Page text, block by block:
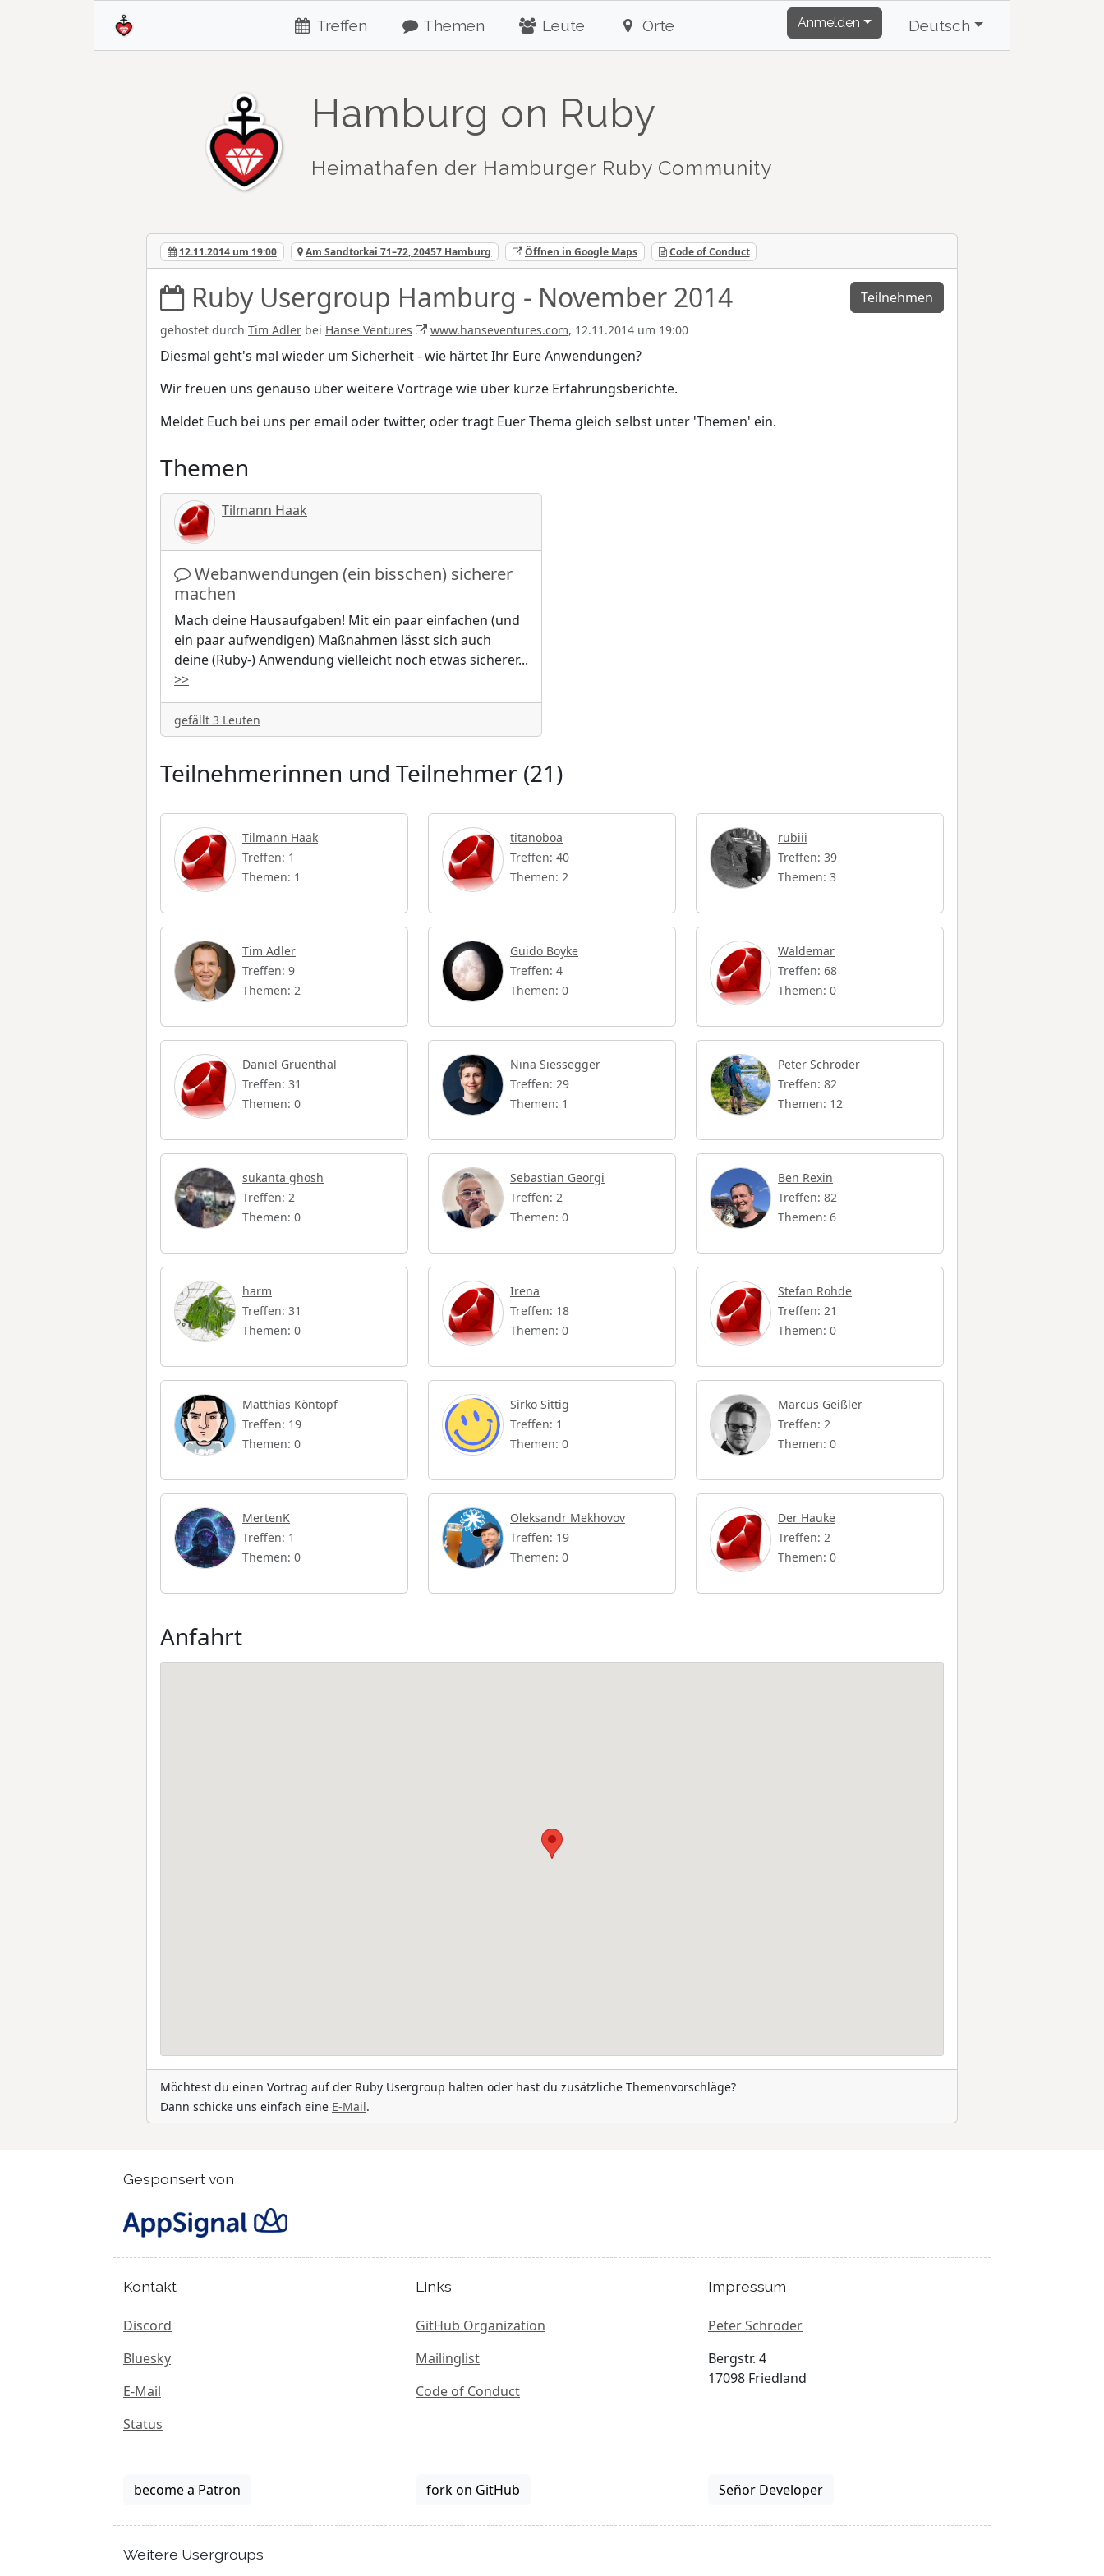
Treffen Themen Leute Orte Anmelden Deutsch
Hamburg on Ruby
Heimathafen der Hamburger Ruby Community
12.11.2014 um 19:00 Am Sandtorkai 71–72, 20457 Hamburg Öffnen in Google Maps Code of Conduct
Ruby Usergroup Hamburg - November 2014
gehostet durch Tim Adler bei Hanse Ventures www.hanseventures.com, 12.11.2014 um 19:00
Teilnehmen
Diesmal geht's mal wieder um Sicherheit - wie härtet Ihr Eure Anwendungen?
Wir freuen uns genauso über weitere Vorträge wie über kurze Erfahrungsberichte.
Meldet Euch bei uns per email oder twitter, oder tragt Euer Thema gleich selbst unter 'Themen' ein.
Themen
Tilmann Haak
Webanwendungen (ein bisschen) sicherer
machen
Mach deine Hausaufgaben! Mit ein paar einfachen (und
ein paar aufwendigen) Maßnahmen lässt sich auch
deine (Ruby-) Anwendung vielleicht noch etwas sicherer...
>>
gefällt 3 Leuten
Teilnehmerinnen und Teilnehmer (21)
Tilmann Haak
Treffen: 1
Themen: 1
titanoboa
Treffen: 40
Themen: 2
rubiii
Treffen: 39
Themen: 3
Tim Adler
Treffen: 9
Themen: 2
Guido Boyke
Treffen: 4
Themen: 0
Waldemar
Treffen: 68
Themen: 0
Daniel Gruenthal
Treffen: 31
Themen: 0
Nina Siessegger
Treffen: 29
Themen: 1
Peter Schröder
Treffen: 82
Themen: 12
sukanta ghosh
Treffen: 2
Themen: 0
Sebastian Georgi
Treffen: 2
Themen: 0
Ben Rexin
Treffen: 82
Themen: 6
harm
Treffen: 31
Themen: 0
Irena
Treffen: 18
Themen: 0
Stefan Rohde
Treffen: 21
Themen: 0
Matthias Köntopf
Treffen: 19
Themen: 0
Sirko Sittig
Treffen: 1
Themen: 0
Marcus Geißler
Treffen: 2
Themen: 0
MertenK
Treffen: 1
Themen: 0
Oleksandr Mekhovov
Treffen: 19
Themen: 0
Der Hauke
Treffen: 2
Themen: 0
Anfahrt
Möchtest du einen Vortrag auf der Ruby Usergroup halten oder hast du zusätzliche Themenvorschläge?
Dann schicke uns einfach eine E-Mail.
Gesponsert von
Kontakt
Discord
Bluesky
E-Mail
Status
Links
GitHub Organization
Mailinglist
Code of Conduct
Impressum
Peter Schröder
Bergstr. 4
17098 Friedland
become a Patron fork on GitHub Señor Developer
Weitere Usergroups